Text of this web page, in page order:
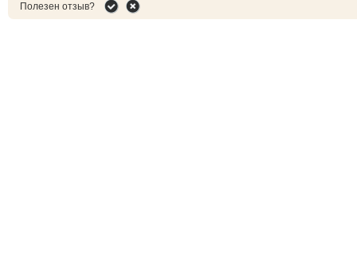
Полезен отзыв?